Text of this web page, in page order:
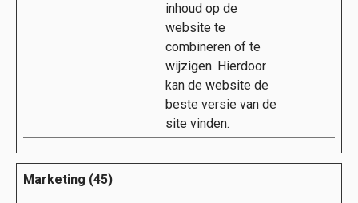
inhoud op de
website te
combineren of te
wijzigen. Hierdoor
kan de website de
beste versie van de
site vinden.
Marketing (45)